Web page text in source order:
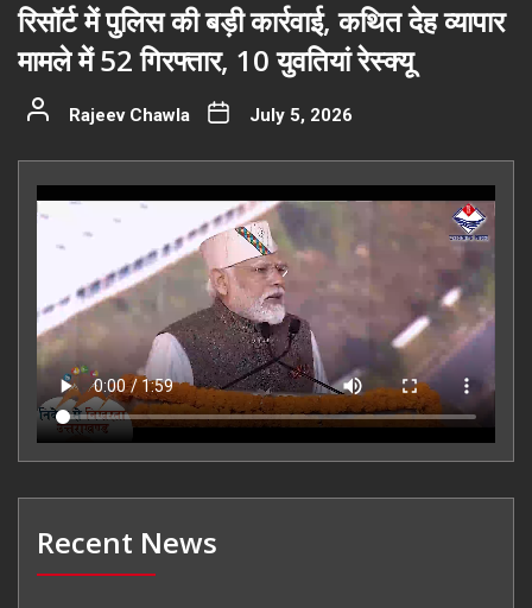
रिसॉर्ट में पुलिस की बड़ी कार्रवाई, कथित देह व्यापार
मामले में 52 गिरफ्तार, 10 युवतियां रेस्क्यू
Rajeev Chawla July 5, 2026
Recent News